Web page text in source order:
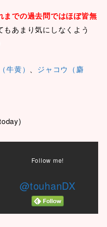
までの過去問ではほぼ皆無
あまり気にしなくよう
牛黄）
ジャコウ（麝
Follow me!
@touhanDX